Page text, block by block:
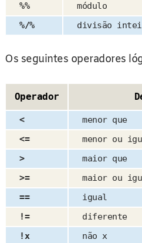
%%
módulo
%/%
divisão
Os seguintes operadores
Operador
< menor que
<=
menor ou
>
maior que
>=
maior ou
==
igual
!=
diferente
!x
não x